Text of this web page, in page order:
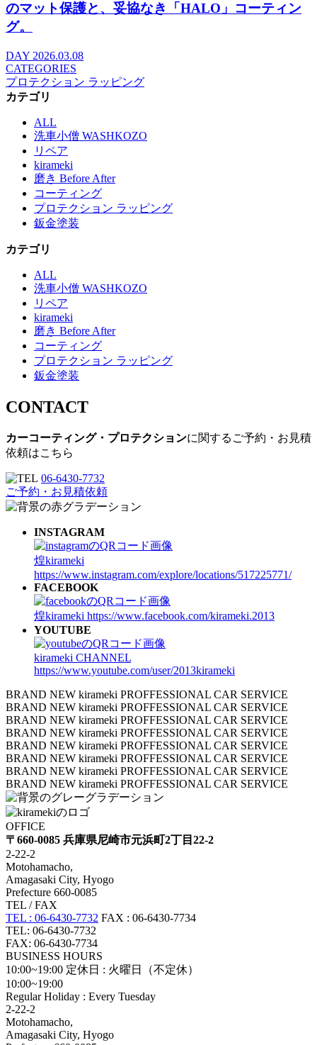
のマット保護と、妥協なき「HALO」コーティン
グ。
DAY 2026.03.08
CATEGORIES
プロテクション ラッピング
カテゴリ
ALL
洗車小僧 WASHKOZO
リペア
kirameki
磨き Before After
コーティング
プロテクション ラッピング
鈑金塗装
カテゴリ
ALL
洗車小僧 WASHKOZO
リペア
kirameki
磨き Before After
コーティング
プロテクション ラッピング
鈑金塗装
CONTACT
カーコーティング・プロテクションに関するご予約・お見積
依頼はこちら
06-6430-7732
ご予約・お見積依頼
INSTAGRAM
煌kirameki
https://www.instagram.com/explore/locations/517225771/
FACEBOOK
煌kirameki https://www.facebook.com/kirameki.2013
YOUTUBE
kirameki CHANNEL
https://www.youtube.com/user/2013kirameki
BRAND NEW kirameki PROFFESSIONAL CAR SERVICE
BRAND NEW kirameki PROFFESSIONAL CAR SERVICE
BRAND NEW kirameki PROFFESSIONAL CAR SERVICE
BRAND NEW kirameki PROFFESSIONAL CAR SERVICE
BRAND NEW kirameki PROFFESSIONAL CAR SERVICE
BRAND NEW kirameki PROFFESSIONAL CAR SERVICE
BRAND NEW kirameki PROFFESSIONAL CAR SERVICE
BRAND NEW kirameki PROFFESSIONAL CAR SERVICE
OFFICE
〒660-0085 兵庫県尼崎市元浜町2丁目22-2
2-22-2
Motohamacho,
Amagasaki City, Hyogo
Prefecture 660-0085
TEL / FAX
TEL : 06-6430-7732 FAX : 06-6430-7734
TEL: 06-6430-7732
FAX: 06-6430-7734
BUSINESS HOURS
10:00~19:00 定休日 : 火曜日（不定休）
10:00~19:00
Regular Holiday : Every Tuesday
2-22-2
Motohamacho,
Amagasaki City, Hyogo